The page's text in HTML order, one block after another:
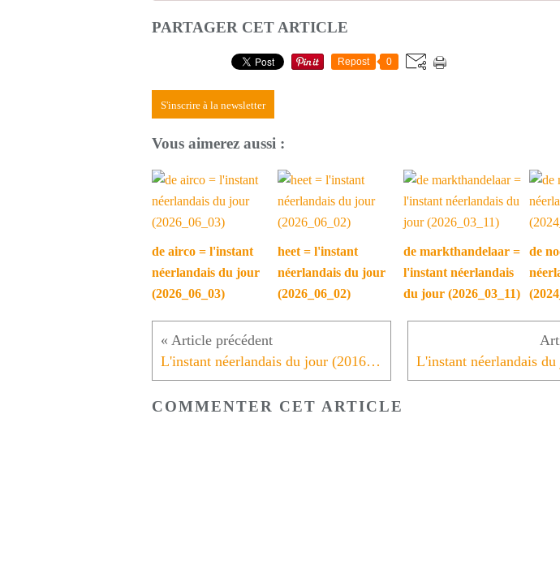
PARTAGER CET ARTICLE
Repost 0
S'inscrire à la newsletter
Vous aimerez aussi :
de airco = l'instant
néerlandais du jour
(2026_06_03)
heet = l'instant
néerlandais du jour
(2026_06_02)
de markthandelaar =
l'instant néerlandais
du jour (2026_03_11)
de
L'instant néerlandais du jour (2016_04_20): Droom je soms van mij?
COMMENTER CET ARTICLE